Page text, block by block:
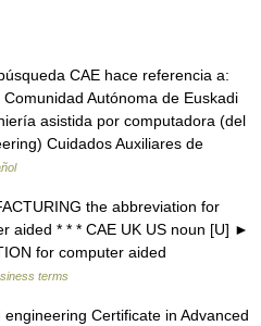
CAE hace referencia a:
Autónoma de Euskadi
asistida por computadora (del
Cuidados Auxiliares de
the abbreviation for
aided * * * CAE UK US noun [U] ►
for computer aided
terms
Certificate in Advanced